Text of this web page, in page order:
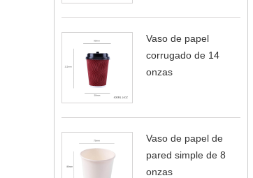
Vaso de papel
corrugado de 14
onzas
Vaso de papel de
pared simple de 8
onzas